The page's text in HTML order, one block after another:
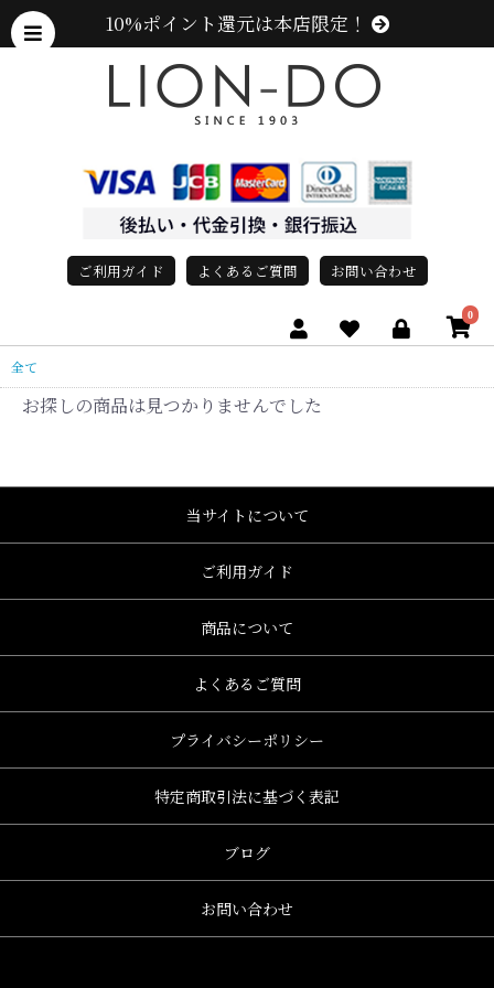
10%ポイント還元は本店限定！
ご利用ガイド よくあるご質問 お問い合わせ
0
全て
お探しの商品は見つかりませんでした
当サイトについて
ご利用ガイド
商品について
よくあるご質問
プライバシーポリシー
特定商取引法に基づく表記
ブログ
お問い合わせ